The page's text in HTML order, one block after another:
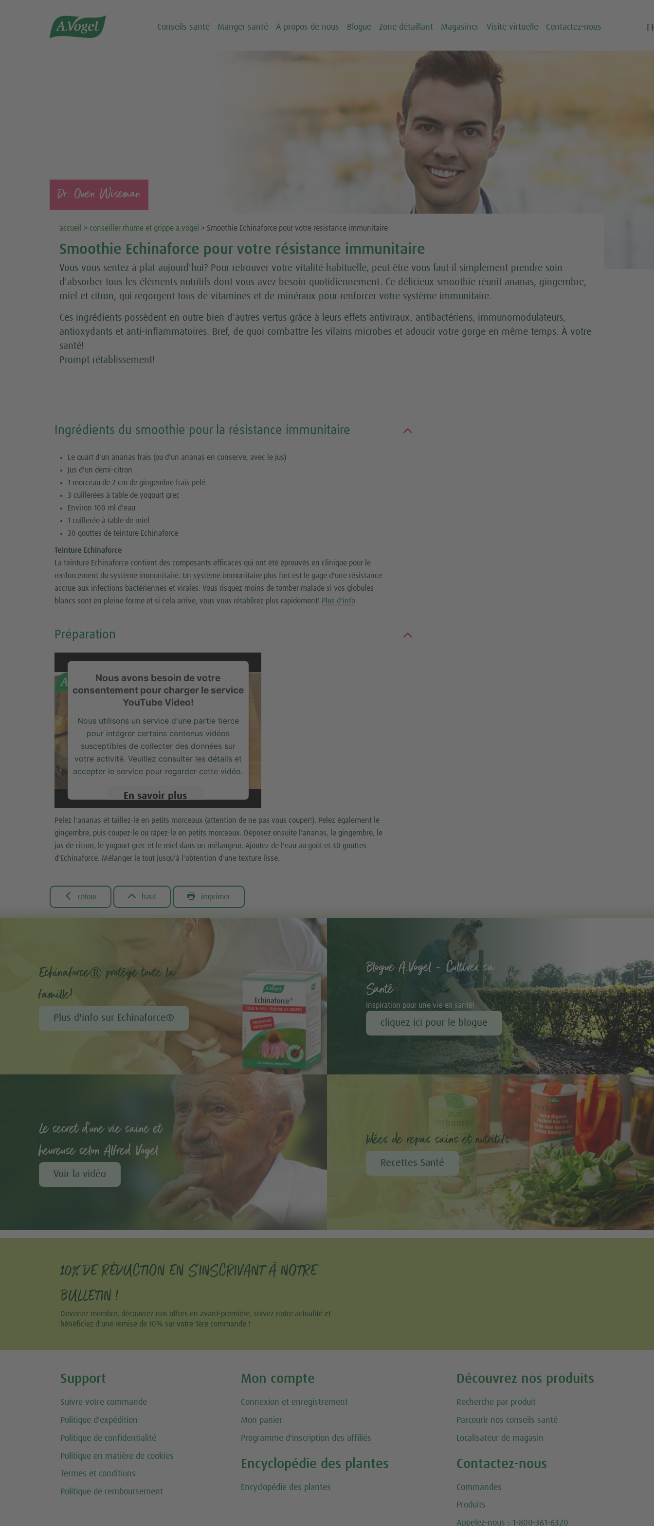
 Conseils santé Manger santé À propos de nous Blogue Zone détaillant Magasiner Visite virtuelle Contactez-nous
Dr. Owen Wiseman
accueil > conseiller rhume et grippe a.vogel > Smoothie Echinaforce pour votre résistance immunitaire
Smoothie Echinaforce pour votre résistance immunitaire
Vous vous sentez à plat aujourd'hui? Pour retrouver votre vitalité habituelle, peut-être vous faut-il simplement prendre soin
d'absorber tous les éléments nutritifs dont vous avez besoin quotidiennement. Ce délicieux smoothie réunit ananas, gingembre,
miel et citron, qui regorgent tous de vitamines et de minéraux pour renforcer votre système immunitaire.
Ces ingrédients possèdent en outre bien d'autres vertus grâce à leurs effets antiviraux, antibactériens, immunomodulateurs,
antioxydants et anti-inflammatoires. Bref, de quoi combattre les vilains microbes et adoucir votre gorge en même temps. À votre
santé!
Prompt rétablissement!
Ingrédients du smoothie pour la résistance immunitaire
Le quart d'un ananas frais (ou d'un ananas en conserve, avec le jus)
Jus d'un demi-citron
1 morceau de 2 cm de gingembre frais pelé
3 cuillerées à table de yogourt grec
Environ 100 ml d'eau
1 cuillerée à table de miel
30 gouttes de teinture Echinaforce
Teinture Echinaforce
La teinture Echinaforce contient des composants efficaces qui ont été éprouvés en clinique pour le
renforcement du système immunitaire. Un système immunitaire plus fort est le gage d'une résistance
accrue aux infections bactériennes et virales. Vous risquez moins de tomber malade si vos globules
blancs sont en pleine forme et si cela arrive, vous vous rétablirez plus rapidement! Plus d'info
Préparation
Nous avons besoin de votre
consentement pour charger le service
YouTube Video!
Nous utilisons un service d'une partie tierce
pour intégrer certains contenus vidéos
susceptibles de collecter des données sur
votre activité. Veuillez consulter les détails et
accepter le service pour regarder cette vidéo.
En savoir plus
Accepter
Pelez l'ananas et taillez-le en petits morceaux (attention de ne pas vous couper!). Pelez également le
gingembre, puis coupez-le ou râpez-le en petits morceaux. Déposez ensuite l'ananas, le gingembre, le
jus de citron, le yogourt grec et le miel dans un mélangeur. Ajoutez de l'eau au goût et 30 gouttes
d'Echinaforce. Mélanger le tout jusqu'à l'obtention d'une texture lisse.
 retour  haut  imprimer
Echinaforce® protège toute la
famille!
Plus d'info sur Echinaforce®
Blogue A.Vogel - Cultiver sa
Santé
Inspiration pour une vie en santé!
cliquez ici pour le blogue
Le secret d'une vie saine et
heureuse selon Alfred Vogel
Voir la vidéo
Idées de repas sains et nutritifs
Recettes Santé
10% DE RÉDUCTION EN S'INSCRIVANT À NOTRE
BULLETIN !
Devenez membre, découvrez nos offres en avant-première, suivez notre actualité et
bénéficiez d'une remise de 10% sur votre 1ère commande !
Support
Suivre votre commande
Politique d'expédition
Politique de confidentialité
Politique en matière de cookies
Termes et conditions
Politique de remboursement
Mon compte
Connexion et enregistrement
Mon panier
Programme d'inscription des affiliés
Encyclopédie des plantes
Encyclopédie des plantes
Découvrez nos produits
Recherche par produit
Parcourir nos conseils santé
Localisateur de magasin
Contactez-nous
Commandes
Produits
Appelez-nous : 1-800-361-6320